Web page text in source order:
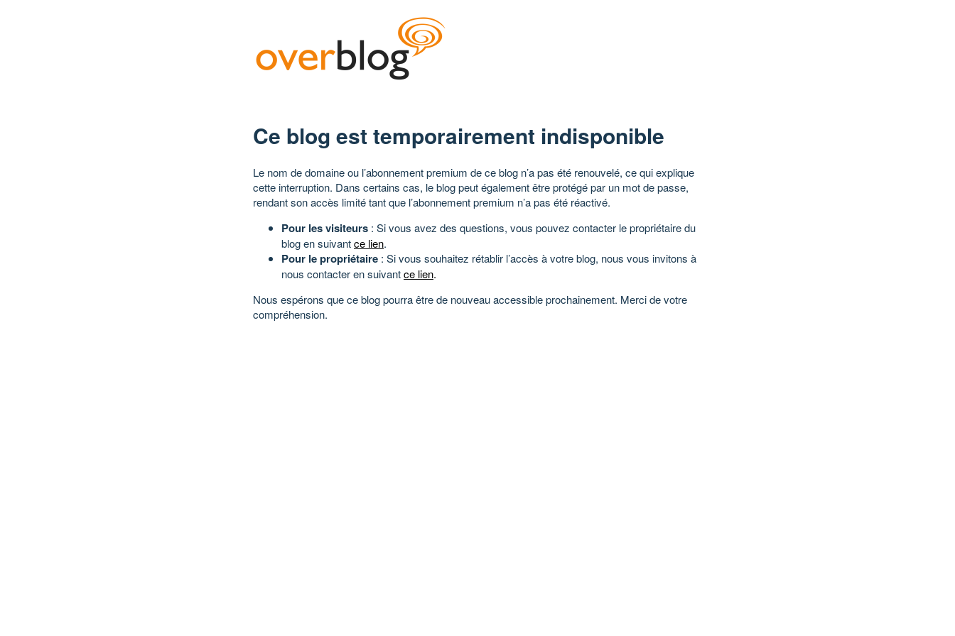
Ce blog est temporairement indisponible
Le nom de domaine ou l’abonnement premium de ce blog n’a pas été renouvelé, ce qui explique
cette interruption. Dans certains cas, le blog peut également être protégé par un mot de passe,
rendant son accès limité tant que l’abonnement premium n’a pas été réactivé.
Pour les visiteurs : Si vous avez des questions, vous pouvez contacter le propriétaire du
blog en suivantce lien.
Pour le propriétaire : Si vous souhaitez rétablir l’accès à votre blog, nous vous invitons à
nous contacter en suivantce lien.
Nous espérons que ce blog pourra être de nouveau accessible prochainement. Merci de votre
compréhension.